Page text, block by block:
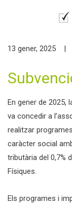
13 gener, 2025
En gener de 2025,
va concedir a
realitzar
caràcter social
tributària del 0,7%
Físiques.
Els programes i